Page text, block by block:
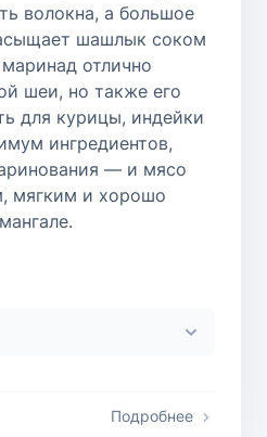
волокна, а большое
шашлык соком
отлично
шеи, но также его
для курицы, индейки
ингредиентов,
— и мясо
мягким и хорошо
Подробнее